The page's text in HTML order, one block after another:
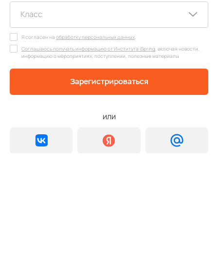
Я согласен на обработку персональных данных.
Соглашаюсь получать информацию от Института iSpring, включая новости,
информацию о мероприятиях, поступлении, полезные материалы
Зарегистрироваться
или